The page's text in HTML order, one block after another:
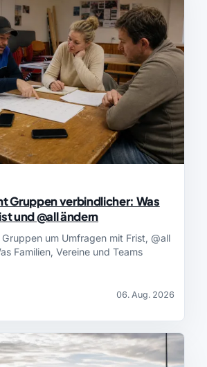
Gruppen verbindlicher: Was
und @all ändern
um Umfragen mit Frist, @all
Familien, Vereine und Teams
06. Aug. 2026